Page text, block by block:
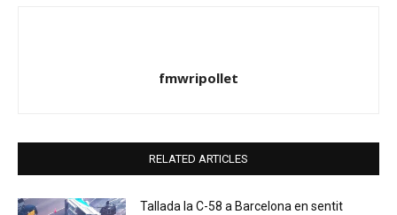
fmwripollet
RELATED ARTICLES
Tallada la C-58 a Barcelona en sentit